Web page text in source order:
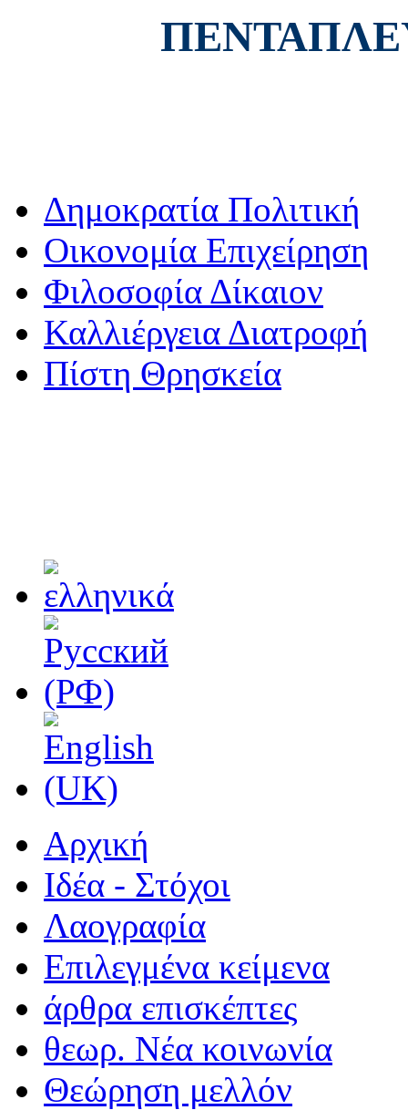
Δημοκρατία Πολιτική
Οικονομία Επιχείρηση
Φιλοσοφία Δίκαιον
Καλλιέργεια Διατροφή
Πίστη Θρησκεία
Αρχική
Ιδέα - Στόχοι
Λαογραφία
Επιλεγμένα κείμενα
άρθρα επισκέπτες
θεωρ. Νέα κοινωνία
Θεώρηση μελλόν